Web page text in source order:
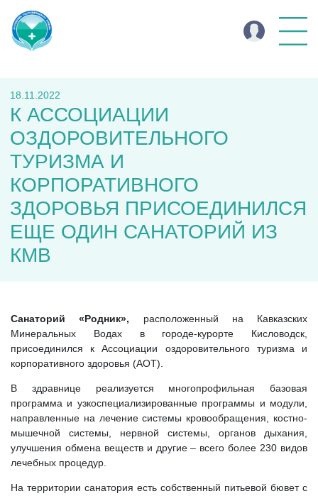
18.11.2022
К АССОЦИАЦИИ
ОЗДОРОВИТЕЛЬНОГО
ТУРИЗМА И
КОРПОРАТИВНОГО
ЗДОРОВЬЯ ПРИСОЕДИНИЛСЯ
ЕЩЕ ОДИН САНАТОРИЙ ИЗ
КМВ
Санаторий «Родник», расположенный на Кавказских
Минеральных Водах в городе-курорте Кисловодск,
присоединился к Ассоциации оздоровительного туризма и
корпоративного здоровья (АОТ).
В здравнице реализуется многопрофильная базовая
программа и узкоспециализированные программы и модули,
направленные на лечение системы кровообращения, костно-
мышечной системы, нервной системы, органов дыхания,
улучшения обмена веществ и другие – всего более 230 видов
лечебных процедур.
На территории санатория есть собственный питьевой бювет с